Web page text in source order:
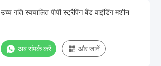
उच्च गति स्वचालित पीपी स्ट्रैपिंग बैंड वाइंडिंग मशीन
अब संपर्क करें और जानें